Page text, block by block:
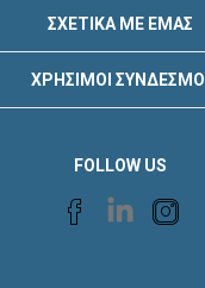
ΣΧΕΤΙΚΑ ΜΕ ΕΜΑΣ
ΧΡΗΣΙΜΟΙ ΣΥΝΔΕΣΜΟΙ
FOLLOW US